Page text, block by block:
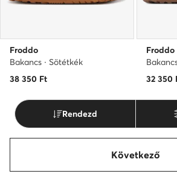
Froddo
Bakancs · Sötétkék
38 350 Ft
Froddo
32 350
Rendezd
Következő